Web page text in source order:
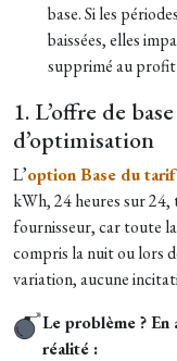
base. Si les
baissées, elles
supprimé au profit
1. L’offre de
d’optimisation
L’option Base du
kWh, 24 heures sur
fournisseur, car toute
compris la nuit ou lors
variation, aucune
Le problème ?
réalité :